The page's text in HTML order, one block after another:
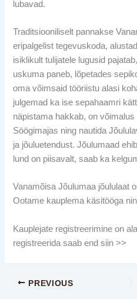
lubavad.
Traditsiooniliselt pannakse
eripalgelist tegevuskoda,
isiklikult tulijatele lugusid
uskuma paneb, lõpetades
oma võimsaid tööriistu alasi
julgemad ka ise sepahaamri
näpistama hakkab, on
Söögimajas ning nautida
ja jõuluetendust. Jõulumaad
lund on piisavalt, saab ka
Vanamõisa Jõulumaa jõululaat
Ootame kauplema käsitööga
Kauplejate registreerimine on
registreerida saab end siin >>
PREVIOUS